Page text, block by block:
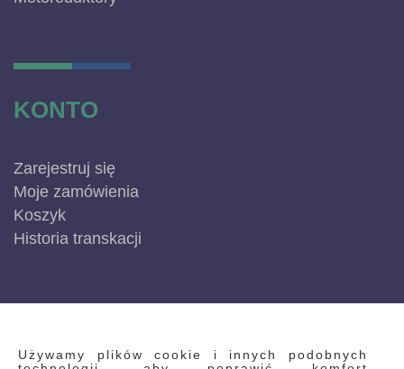
Używamy plików cookie i innych podobnych
KONTO
Zarejestruj się
Moje zamówienia
Koszyk
Historia transkacji
INFORMACJE